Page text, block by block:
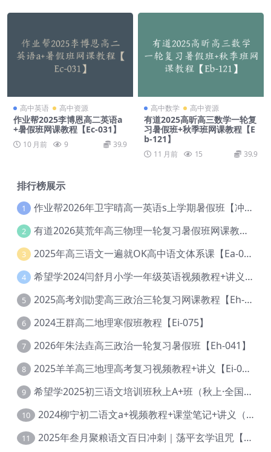
高中英语 高中资源
作业帮2025李博恩高二英语a
+暑假班网课教程【Ec-031】
10 月前 9 39.9
高中数学 高中资源
有道2025高昕高三数学一轮复
习暑假班+秋季班网课教程【E
b-121】
11 月前 15 39.9
排行榜展示
1 作业帮2026年卫宇晴高一英语s上学期暑假班【冲顶班】【Ec-003】
2 有道2026莫荒年高三物理一轮复习暑假班网课教程【Ef-044】
3 2025年高三语文一遍就OK高中语文体系课【Ea-028】
4 希望学2024闫舒月小学一年级英语视频教程+讲义【Cc-004】
5 2025高考刘勖雯高三政治三轮复习网课教程【Eh-061】
6 2024王群高二地理寒假班教程【Ei-075】
7 2026年朱法垚高三政治一轮复习暑假班【Eh-041】
8 2025羊羊高三地理高考复习视频教程+讲义【Ei-051】
9 希望学2025初三语文培训班秋上A+班（秋上·全国版·A+）【Da-031】
10 2024柳宁初二语文a+视频教程+课堂笔记+讲义（暑假班+秋季班）【Da-003】
11 2025年叁月聚粮语文百日冲刺｜荡平玄学诅咒【Ea-001】